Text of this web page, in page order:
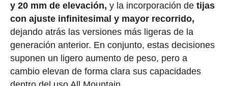
y 20 mm de elevación, y la incorporación de tijas
con ajuste infinitesimal y mayor recorrido,
dejando atrás las versiones más ligeras de la
generación anterior. En conjunto, estas decisiones
suponen un ligero aumento de peso, pero a
cambio elevan de forma clara sus capacidades